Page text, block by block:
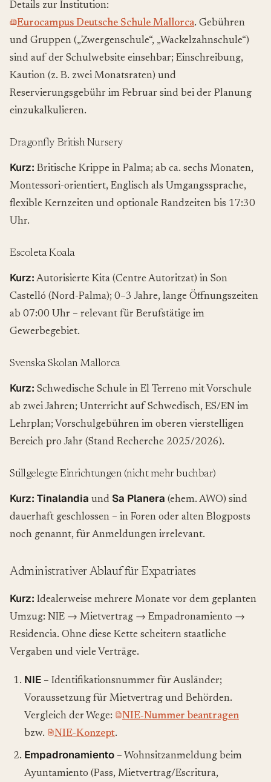
Details zur Institution:
Eurocampus Deutsche Schule Mallorca. Gebühren
und Gruppen („Zwergenschule“, „Wackelzahnschule“)
sind auf der Schulwebsite einsehbar; Einschreibung,
Kaution (z. B. zwei Monatsraten) und
Reservierungsgebühr im Februar sind bei der Planung
einzukalkulieren.
Dragonfly British Nursery
Kurz: Britische Krippe in Palma; ab ca. sechs Monaten,
Montessori-orientiert, Englisch als Umgangssprache,
flexible Kernzeiten und optionale Randzeiten bis 17:30
Uhr.
Escoleta Koala
Kurz: Autorisierte Kita (Centre Autoritzat) in Son
Castelló (Nord-Palma); 0–3 Jahre, lange Öffnungszeiten
ab 07:00 Uhr – relevant für Berufstätige im
Gewerbegebiet.
Svenska Skolan Mallorca
Kurz: Schwedische Schule in El Terreno mit Vorschule
ab zwei Jahren; Unterricht auf Schwedisch, ES/EN im
Lehrplan; Vorschulgebühren im oberen vierstelligen
Bereich pro Jahr (Stand Recherche 2025/2026).
Stillgelegte Einrichtungen (nicht mehr buchbar)
Kurz: Tinalandia und Sa Planera (ehem. AWO) sind
dauerhaft geschlossen – in Foren oder alten Blogposts
noch genannt, für Anmeldungen irrelevant.
Administrativer Ablauf für Expatriates
Kurz: Idealerweise mehrere Monate vor dem geplanten
Umzug: NIE → Mietvertrag → Empadronamiento →
Residencia. Ohne diese Kette scheitern staatliche
Vergaben und viele Verträge.
NIE – Identifikationsnummer für Ausländer;
Voraussetzung für Mietvertrag und Behörden.
Vergleich der Wege:
NIE-Nummer beantragen
bzw.
NIE-Konzept.
Empadronamiento – Wohnsitzanmeldung beim
Ayuntamiento (Pass, Mietvertrag/Escritura,